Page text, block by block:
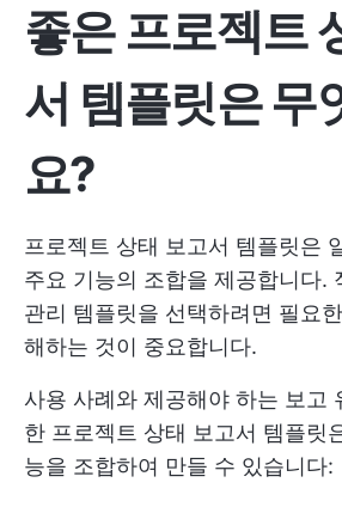
좋은 프로젝트
서 템플릿은 무
요?
프로젝트 상태 보고서 템플릿은
주요 기능의 조합을 제공합니다.
관리 템플릿을 선택하려면 필요
해하는 것이 중요합니다.
사용 사례와 제공해야 하는 보고
한 프로젝트 상태 보고서 템플릿
능을 조합하여 만들 수 있습니다: